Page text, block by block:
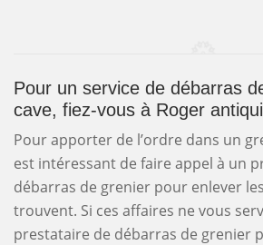
Pour un service de débarras
cave, fiez-vous à Roger
Pour apporter de l’ordre dans un
est intéressant de faire appel à un
débarras de grenier pour enlever
trouvent. Si ces affaires ne vous
prestataire de débarras de grenier